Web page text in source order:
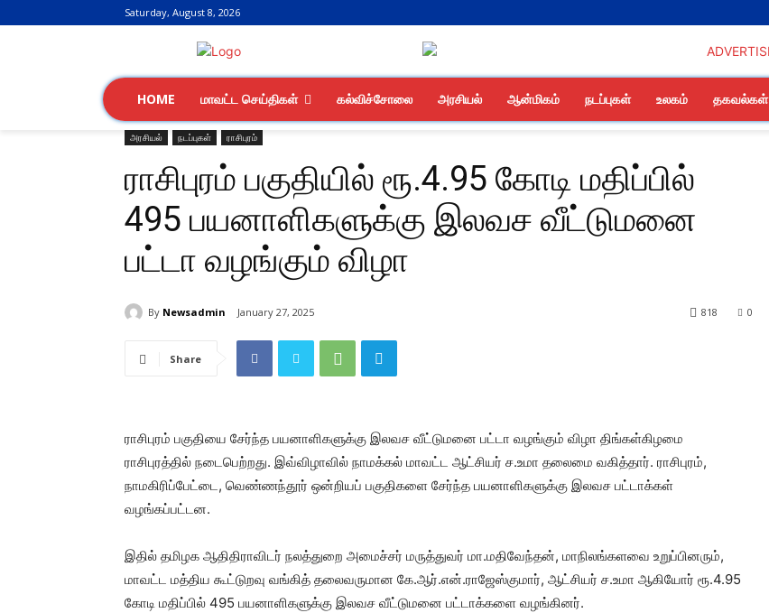
Saturday, August 8, 2026
HOME மாவட்ட செய்திகள் கல்விச்சோலை அரசியல் ஆன்மிகம் நடப்புகள் உலகம் தகவல்கள்
அரசியல் நடப்புகள் ராசிபுரம்
ராசிபுரம் பகுதியில் ரூ.4.95 கோடி மதிப்பில்
495 பயனாளிகளுக்கு இலவச வீட்டுமனை
பட்டா வழங்கும் விழா
By Newsadmin January 27, 2025 0
818
Share
ராசிபுரம் பகுதியை சேர்ந்த பயனாளிகளுக்கு இலவச வீட்டுமனை பட்டா வழங்கும் விழா திங்கள்கிழமை
ராசிபுரத்தில் நடைபெற்றது. இவ்விழாவில் நாமக்கல் மாவட்ட ஆட்சியர் ச.உமா தலைமை வகித்தார். ராசிபுரம்,
நாமகிரிப்பேட்டை, வெண்ணந்தூர் ஒன்றியப் பகுதிகளை சேர்ந்த பயனாளிகளுக்கு இலவச பட்டாக்கள்
வழங்கப்பட்டன.
இதில் தமிழக ஆதிதிராவிடர் நலத்துறை அமைச்சர் மருத்துவர் மா.மதிவேந்தன்‌, மாநிலங்களவை உறுப்பினரும்,
மாவட்ட மத்திய கூட்டுறவு வங்கித் தலைவருமான கே.ஆர்.என்.ராஜேஸ்குமார், ஆட்சியர் ச.உமா ஆகியோர் ரூ.4.95
கோடி மதிப்பில் 495 பயனாளிகளுக்கு இலவச வீட்டுமனை பட்டாக்களை வழங்கினர்.